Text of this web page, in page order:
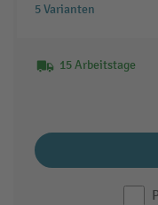
5 Varianten
15 Arbeitstage